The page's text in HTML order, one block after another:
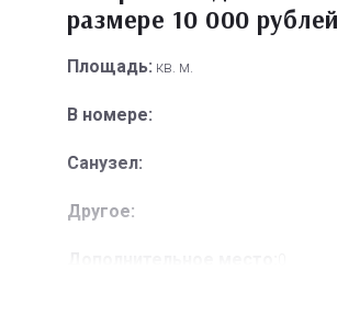
размере 10 000 рублей
Площадь: кв. м.
В номере:
Санузел:
Другое: